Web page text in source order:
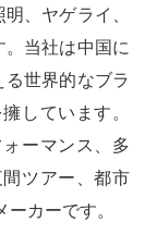
、ヤゲライ、
当社は中国に
世界的なブラ
しています。
ーマンス、多
ツアー、都市
カーです。